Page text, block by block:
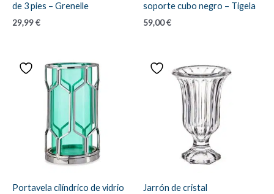
de 3 pies – Grenelle
29,99€
soporte cubo negro – Tigela
59,00€
Portavela cilíndrico de vidrio
Jarrón de cristal